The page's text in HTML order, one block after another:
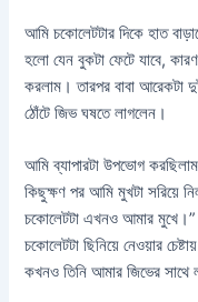
আমি চকোলেটটার দিকে হাত
হলো যেন বুকটা ফেটে যাবে,
করলাম। তারপর বাবা আরেকটা
ঠোঁটে জিভ ঘষতে লাগলেন।
আমি ব্যাপারটা উপভোগ
কিছুক্ষণ পর আমি মুখটা সরিয়ে
চকোলেটটা এখনও আমার মুখে।”
চকোলেটটা ছিনিয়ে নেওয়ার
কখনও তিনি আমার জিভের